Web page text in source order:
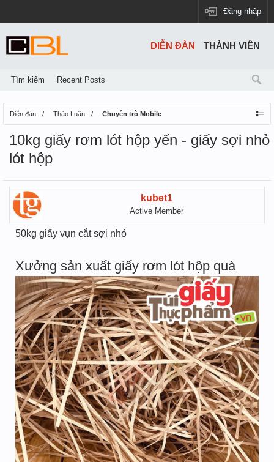
Đăng nhập
Diễn đàn Thảo Luận Chuyện trò Mobile
10kg giấy rơm lót hộp yến - giấy sợi nhỏ
lót hộp
kubet1
Active Member
50kg giấy vụn cắt sợi nhỏ
Xưởng sản xuất giấy rơm lót hộp quà
DIỄN ĐÀN
Tìm kiếm Recent Posts
THÀNH VIÊN